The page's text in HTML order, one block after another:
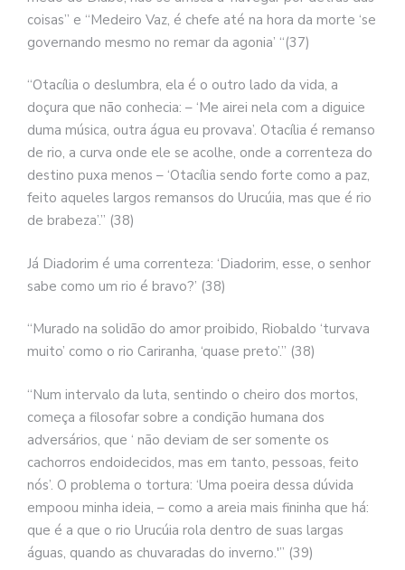
coisas” e “Medeiro Vaz, é chefe até na hora da morte ‘se
governando mesmo no remar da agonia’ “(37)
“Otacília o deslumbra, ela é o outro lado da vida, a
doçura que não conhecia: – ‘Me airei nela com a diguice
duma música, outra água eu provava’. Otacília é remanso
de rio, a curva onde ele se acolhe, onde a correnteza do
destino puxa menos – ‘Otacília sendo forte como a paz,
feito aqueles largos remansos do Urucúia, mas que é rio
de brabeza’.” (38)
Já Diadorim é uma correnteza: ‘Diadorim, esse, o senhor
sabe como um rio é bravo?’ (38)
“Murado na solidão do amor proibido, Riobaldo ‘turvava
muito’ como o rio Cariranha, ‘quase preto’.” (38)
“Num intervalo da luta, sentindo o cheiro dos mortos,
começa a filosofar sobre a condição humana dos
adversários, que ‘ não deviam de ser somente os
cachorros endoidecidos, mas em tanto, pessoas, feito
nós’. O problema o tortura: ‘Uma poeira dessa dúvida
empoou minha ideia, – como a areia mais fininha que há:
que é a que o rio Urucúia rola dentro de suas largas
águas, quando as chuvaradas do inverno.'” (39)